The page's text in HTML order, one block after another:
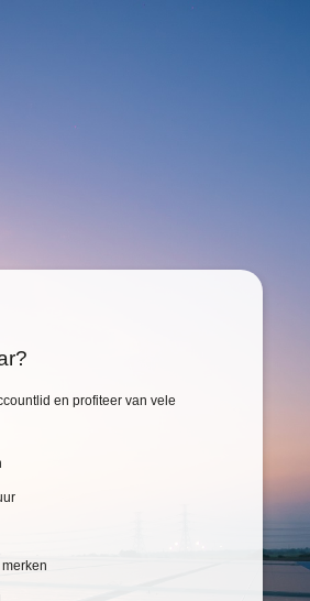
en profiteer van vele